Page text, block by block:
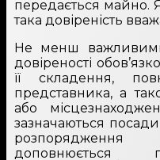
передається майно.
така довіреність
Не менш
довіреності
її складення,
представника, а
або
зазначаються
доповнюється